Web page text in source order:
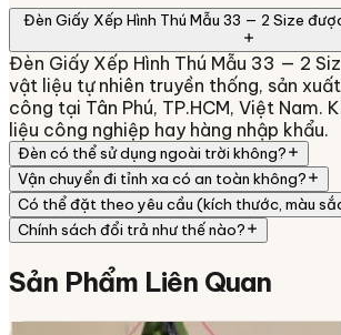
Đèn Giấy Xếp Hình Thú Mẫu 33 — 2 Size
Đèn Giấy Xếp Hình Thú Mẫu 33 — 2
vật liệu tự nhiên truyền thống, sản
công tại Tân Phú, TP.HCM, Việt Nam.
liệu công nghiệp hay hàng nhập khẩu.
Đèn có thể sử dụng ngoài trời không?
Vận chuyển đi tỉnh xa có an toàn không?
Có thể đặt theo yêu cầu (kích thước, màu
Chính sách đổi trả như thế nào?
Sản Phẩm Liên Quan